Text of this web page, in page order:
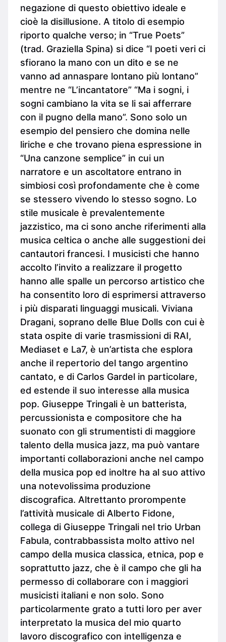
negazione di questo obiettivo ideale e
cioè la disillusione. A titolo di esempio
riporto qualche verso; in “True Poets”
(trad. Graziella Spina) si dice “I poeti veri ci
sfiorano la mano con un dito e se ne
vanno ad annaspare lontano più lontano”
mentre ne “L’incantatore” “Ma i sogni, i
sogni cambiano la vita se li sai afferrare
con il pugno della mano”. Sono solo un
esempio del pensiero che domina nelle
liriche e che trovano piena espressione in
“Una canzone semplice” in cui un
narratore e un ascoltatore entrano in
simbiosi così profondamente che è come
se stessero vivendo lo stesso sogno. Lo
stile musicale è prevalentemente
jazzistico, ma ci sono anche riferimenti alla
musica celtica o anche alle suggestioni dei
cantautori francesi. I musicisti che hanno
accolto l’invito a realizzare il progetto
hanno alle spalle un percorso artistico che
ha consentito loro di esprimersi attraverso
i più disparati linguaggi musicali. Viviana
Dragani, soprano delle Blue Dolls con cui è
stata ospite di varie trasmissioni di RAI,
Mediaset e La7, è un’artista che esplora
anche il repertorio del tango argentino
cantato, e di Carlos Gardel in particolare,
ed estende il suo interesse alla musica
pop. Giuseppe Tringali è un batterista,
percussionista e compositore che ha
suonato con gli strumentisti di maggiore
talento della musica jazz, ma può vantare
importanti collaborazioni anche nel campo
della musica pop ed inoltre ha al suo attivo
una notevolissima produzione
discografica. Altrettanto prorompente
l’attività musicale di Alberto Fidone,
collega di Giuseppe Tringali nel trio Urban
Fabula, contrabbassista molto attivo nel
campo della musica classica, etnica, pop e
soprattutto jazz, che è il campo che gli ha
permesso di collaborare con i maggiori
musicisti italiani e non solo. Sono
particolarmente grato a tutti loro per aver
interpretato la musica del mio quarto
lavoro discografico con intelligenza e